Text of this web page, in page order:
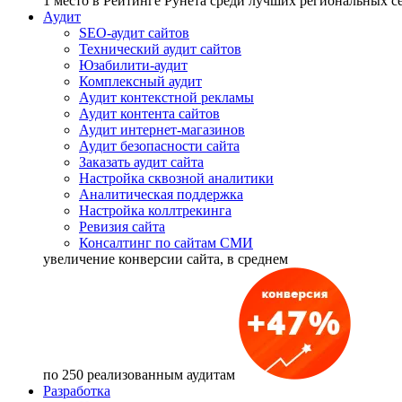
Аудит
SEO-аудит сайтов
Технический аудит сайтов
Юзабилити-аудит
Комплексный аудит
Аудит контекстной рекламы
Аудит контента сайтов
Аудит интернет-магазинов
Аудит безопасности сайта
Заказать аудит сайта
Настройка сквозной аналитики
Аналитическая поддержка
Настройка коллтрекинга
Ревизия сайта
Консалтинг по сайтам СМИ
увеличение конверсии сайта, в среднем
по 250 реализованным аудитам
Разработка